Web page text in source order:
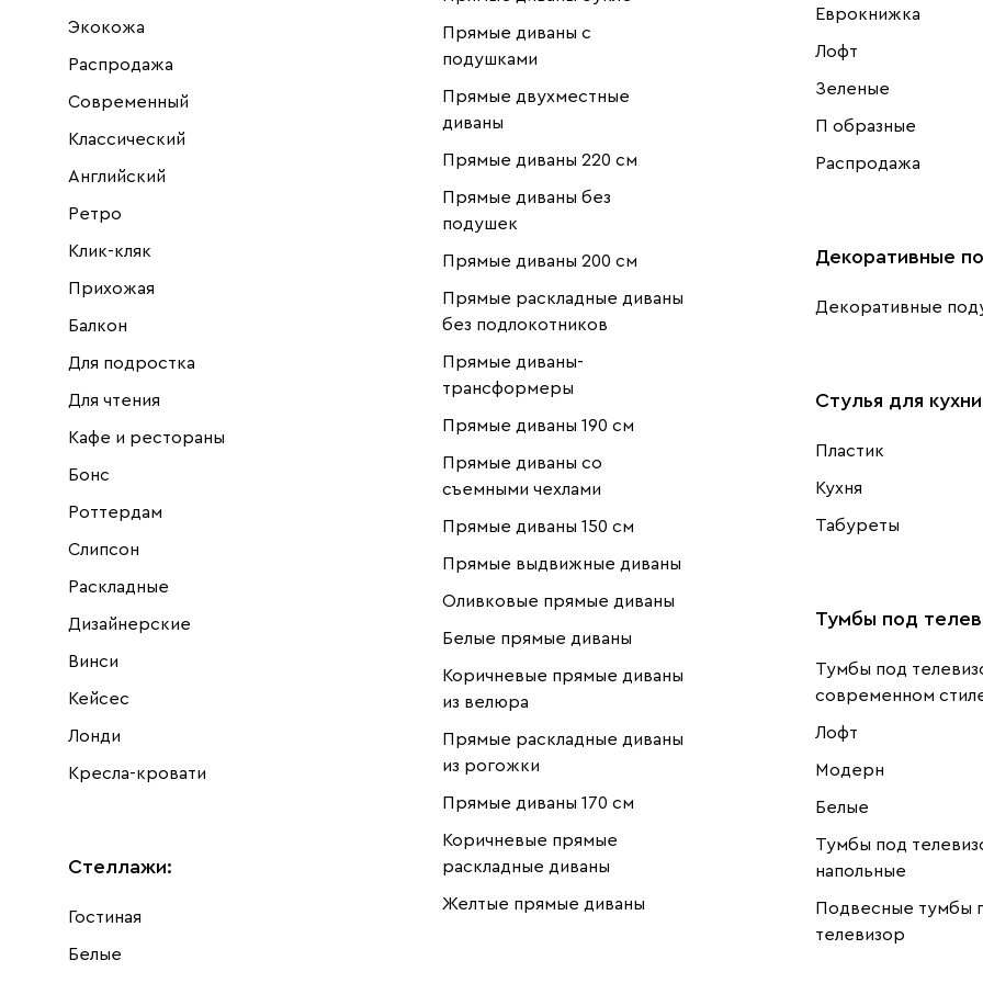
Экокожа
Распродажа
Современный
Классический
Английский
Ретро
Клик-кляк
Прихожая
Балкон
Для подростка
Для чтения
Кафе и рестораны
Бонс
Роттердам
Слипсон
Раскладные
Дизайнерские
Винси
Кейсес
Лонди
Кресла-кровати
Стеллажи:
Гостиная
Белые
Прямые диваны с
подушками
Прямые двухместные
диваны
Прямые диваны 220 см
Прямые диваны без
подушек
Прямые диваны 200 см
Прямые раскладные диваны
без подлокотников
Прямые диваны-
трансформеры
Прямые диваны 190 см
Прямые диваны со
съемными чехлами
Прямые диваны 150 см
Прямые выдвижные диваны
Оливковые прямые диваны
Белые прямые диваны
Коричневые прямые диваны
из велюра
Прямые раскладные диваны
из рогожки
Прямые диваны 170 см
Коричневые прямые
раскладные диваны
Желтые прямые диваны
Еврокнижка
Лофт
Зеленые
П образные
Распродажа
Декоративные
Декоративные
Стулья для кухни
Пластик
Кухня
Табуреты
Тумбы под
Тумбы под
современном
Лофт
Модерн
Белые
Тумбы под
напольные
Подвесные тумбы
телевизор